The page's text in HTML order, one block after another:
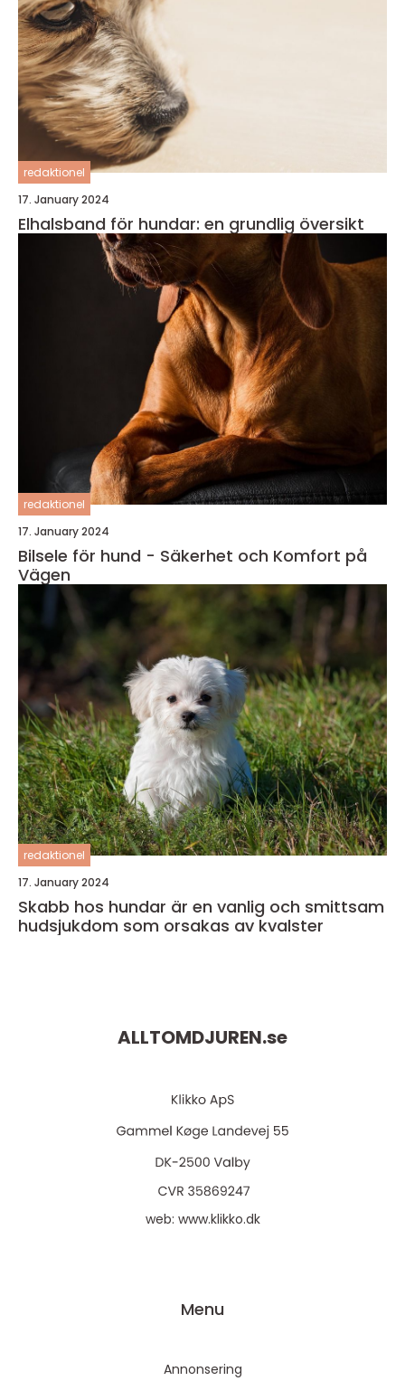
redaktionel
17. January 2024
Elhalsband för hundar: en grundlig översikt
redaktionel
17. January 2024
Bilsele för hund - Säkerhet och Komfort på
Vägen
redaktionel
17. January 2024
Skabb hos hundar är en vanlig och smittsam
hudsjukdom som orsakas av kvalster
ALLTOMDJUREN.se
web: www.klikko.dk
Menu
Annonsering